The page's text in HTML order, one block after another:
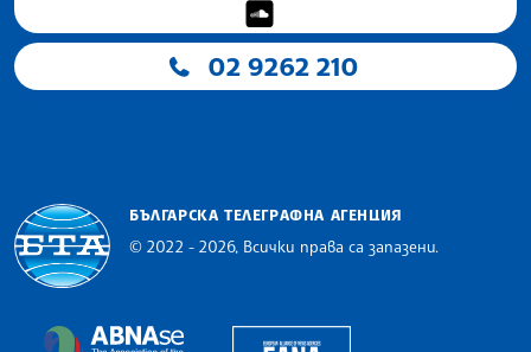
02 9262 210
БЪЛГАРСКА ТЕЛЕГРАФНА АГЕНЦИЯ
© 2022 - 2026, Всички права са запазени.
The Assocoation of the Balkan News Agencies